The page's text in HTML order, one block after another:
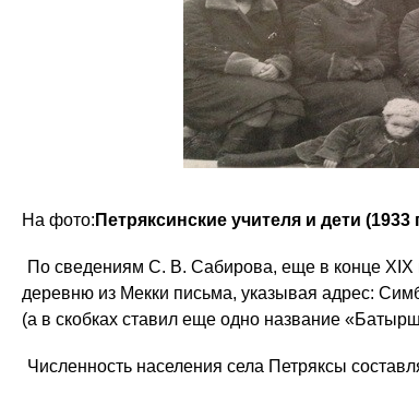
На фото: Петряксинские учителя и дети
По сведениям С. В. Сабирова, еще в конце
деревню из Мекки письма, указывая адрес:
(а в скобках ставил еще одно название
Численность населения села Петряксы